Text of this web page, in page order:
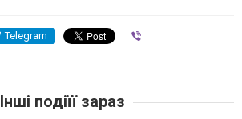
Telegram
Інші подіїї зараз